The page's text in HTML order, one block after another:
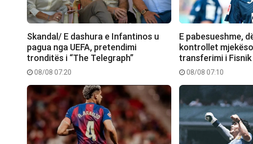
Skandal/ E dashura e Infantinos u
pagua nga UEFA, pretendimi
tronditës i “The Telegraph”
08/08 07:20
E pabesueshme,
kontrollet
transferimi i
08/08 07:10